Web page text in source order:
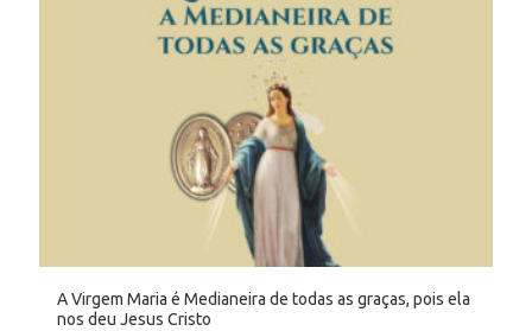
A Virgem Maria é Medianeira de todas as graças, pois ela
nos deu Jesus Cristo